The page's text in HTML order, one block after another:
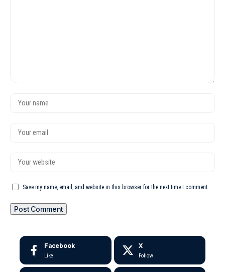
Save my name, email, and website in this browser for the next time I comment.
Facebook
Like
X
Follow